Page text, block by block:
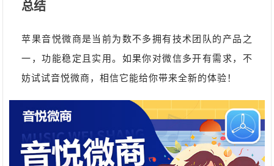
总结
苹果音悦微商是当前为数不多拥有技术团队的产品之
一，功能稳定且实用。如果你对微信多开有需求，不
妨试试音悦微商，相信它能给你带来全新的体验！